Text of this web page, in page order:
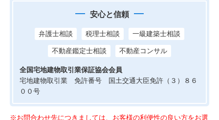
安心と信頼
弁護士相談 税理士相談 一級建築士相談
不動産鑑定士相談 不動産コンサル
全国宅地建物取引業保証協会会員
宅地建物取引業 免許番号 国土交通大臣免許（３）８６
００号
※お問合わせ先につきましては、お客様の利便性の良い方をお選